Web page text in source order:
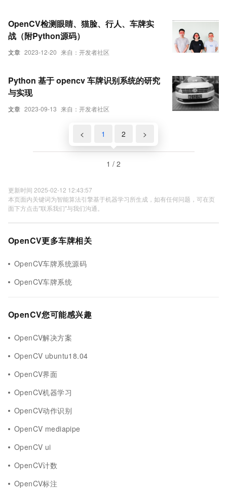
文章 2023-12-20 来自：开发者社区
OpenCV检测眼睛、猫脸、行人、车牌实
战（附Python源码）
文章 2023-09-13 来自：开发者社区
Python 基于 opencv 车牌识别系统的研究
与实现
< 1 2 >
1 / 2
更新时间 2025-02-12 12:43:57
本页面内关键词为智能算法引擎基于机器学习所生成，如有任何问题，可在页
面下方点击"联系我们"与我们沟通。
OpenCV更多车牌相关
OpenCV车牌系统源码
OpenCV车牌系统
OpenCV您可能感兴趣
OpenCV解决方案
OpenCV ubuntu18.04
OpenCV界面
OpenCV机器学习
OpenCV动作识别
OpenCV mediapipe
OpenCV ui
OpenCV计数
OpenCV标注